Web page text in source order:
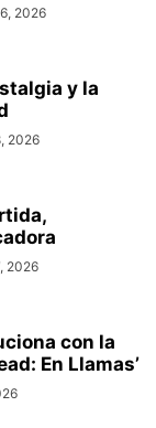
2026
y la
2026
2026
con la
En Llamas’